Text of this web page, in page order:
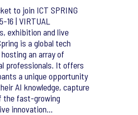
to join ICT SPRING
16 | VIRTUAL
exhibition and live
is a global tech
an array of
professionals. It offers
a unique opportunity
AI knowledge, capture
the fast-growing
innovation...